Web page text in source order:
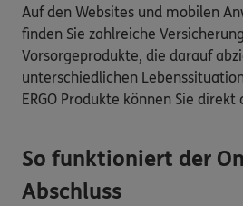
Auf den Websites und mobilen
finden Sie zahlreiche
Vorsorgeprodukte, die darauf
unterschiedlichen
ERGO Produkte können Sie
So funktioniert der
Abschluss